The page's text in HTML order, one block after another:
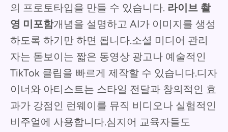
의 프로토타입을 만들 수 있습니다. 라이브 촬
영 미포함개념을 설명하고 AI가 이미지를 생성
하도록 하기만 하면 됩니다.소셜 미디어 관리
자는 돋보이는 짧은 동영상 광고나 예술적인
TikTok 클립을 빠르게 제작할 수 있습니다.디자
이너와 아티스트는 스타일 전달과 창의적인 효
과가 강점인 런웨이를 뮤직 비디오나 실험적인
비주얼에 사용합니다.심지어 교육자들도